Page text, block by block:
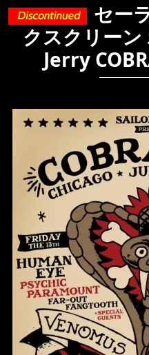
セー
クスクリー
Jerry